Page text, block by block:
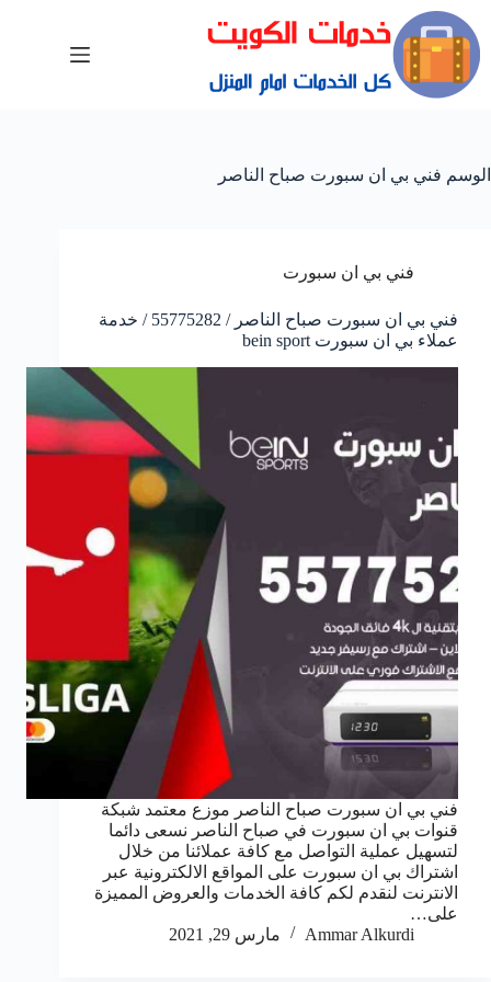
الوسم فني بي ان سبورت صباح الناصر
فني بي ان سبورت
فني بي ان سبورت صباح الناصر / 55775282 / خدمة
عملاء بي ان سبورت bein sport
فني بي ان سبورت صباح الناصر موزع معتمد شبكة
قنوات بي ان سبورت في صباح الناصر نسعى دائما
لتسهيل عملية التواصل مع كافة عملائنا من خلال
اشتراك بي ان سبورت على المواقع الالكترونية عبر
الانترنت لنقدم لكم كافة الخدمات والعروض المميزة
على…
Ammar Alkurdi
مارس 29, 2021